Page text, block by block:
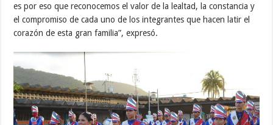
es por eso que reconocemos el valor de la lealtad, la constancia y
el compromiso de cada uno de los integrantes que hacen latir el
corazón de esta gran familia”, expresó.